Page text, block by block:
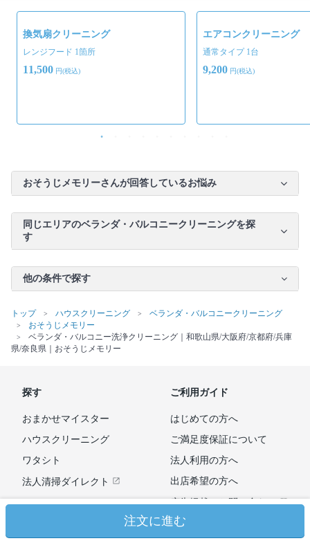
換気扇クリーニング
レンジフード 1箇所
11,500 円(税込)
エアコンクリーニング
通常タイプ 1台
9,200 円(税込)
おそうじメモリーさんが回答しているお悩み
同じエリアのベランダ・バルコニークリーニングを探
す
他の条件で探す
トップ ハウスクリーニング
ベランダ・バルコニークリーニング
おそうじメモリー
ベランダ・バルコニー洗浄クリーニング｜和歌山県/大阪府/京都府/兵庫
県/奈良県｜おそうじメモリー
注文に進む
探す
おまかせマイスター
ハウスクリーニング
ワタシト
法人清掃ダイレクト
ご利用ガイド
はじめての方へ
ご満足度保証について
法人利用の方へ
出店希望の方へ
広告掲載のお問い合わせ
よくあるご質問